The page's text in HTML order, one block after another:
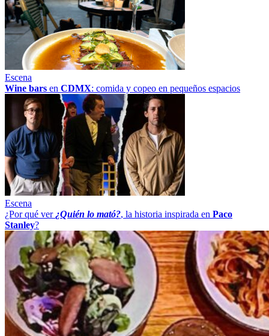
Escena
Wine bars en CDMX: comida y copeo en pequeños espacios
Escena
¿Por qué ver ¿Quién lo mató?, la historia inspirada en Paco
Stanley?